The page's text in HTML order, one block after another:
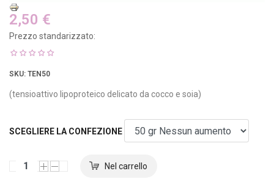
2,50 €
Prezzo standarizzato:
SKU: TEN50
(tensioattivo lipoproteico delicato da cocco e soia)
SCEGLIERE LA CONFEZIONE